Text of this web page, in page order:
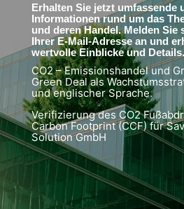
Erhalten Sie jetzt umfassende
Informationen rund um das
und deren Handel. Melden Sie
Ihrer E-Mail-Adresse an und
wertvolle Einblicke und Details.
CO2 – Emissionshandel und
Green Deal als
und englischer Sprache.
Verifizierung des CO2
Carbon Footprint (CCF) für
Solution GmbH